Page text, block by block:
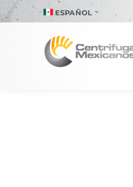
ESPAÑOL